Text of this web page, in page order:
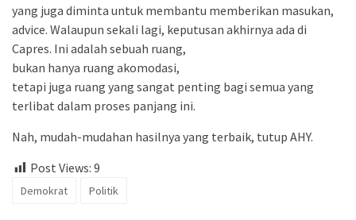
yang juga diminta untuk membantu memberikan masukan,
advice. Walaupun sekali lagi, keputusan akhirnya ada di
Capres. Ini adalah sebuah ruang,
bukan hanya ruang akomodasi,
tetapi juga ruang yang sangat penting bagi semua yang
terlibat dalam proses panjang ini.
Nah, mudah-mudahan hasilnya yang terbaik, tutup AHY.
Post Views: 9
Demokrat Politik